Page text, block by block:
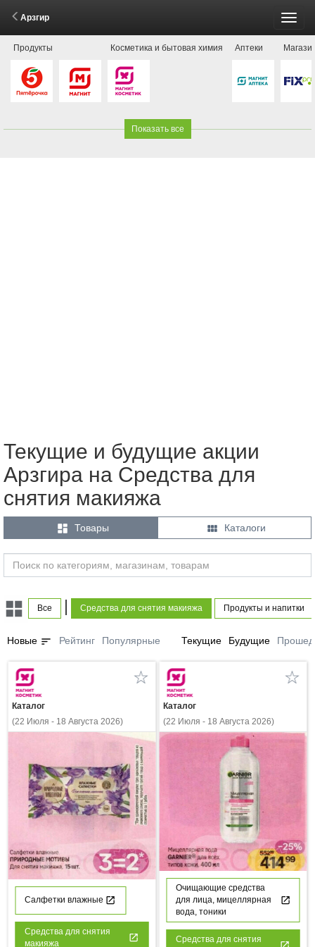
Арзгир
Продукты Косметика и бытовая химия Аптеки
Показать все
Текущие и будущие акции
Арзгира на Средства для
снятия макияжа
 Товары  Каталоги
Все Средства для снятия макияжа Продукты и напитки
Новые sort Рейтинг Популярные Текущие Будущие
Каталог
(22 Июля - 18 Августа 2026)
Салфетки влажные
Средства для снятия
макияжа
Каталог
(22 Июля - 18 Августа 2026)
Очищающие средства
для лица, мицеллярная
вода, тоники
Средства для снятия